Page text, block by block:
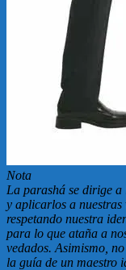
Nota
La parashá se dirige
y aplicarlos a
respetando nuestra
para lo que ataña a
vedados. Asimismo,
la guía de un maestro